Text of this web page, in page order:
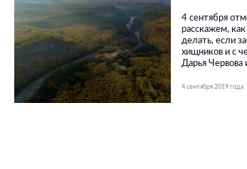
4 сентября
расскажем,
делать, если
хищников и с
Дарья Червова
4 сентября 2019 года